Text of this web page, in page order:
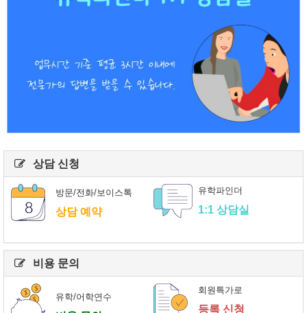
상담 신청
방문/전화/보이스톡
상담 예약
유학파인더
1:1 상담실
비용 문의
유학/어학연수
회원특가로
등록 신청